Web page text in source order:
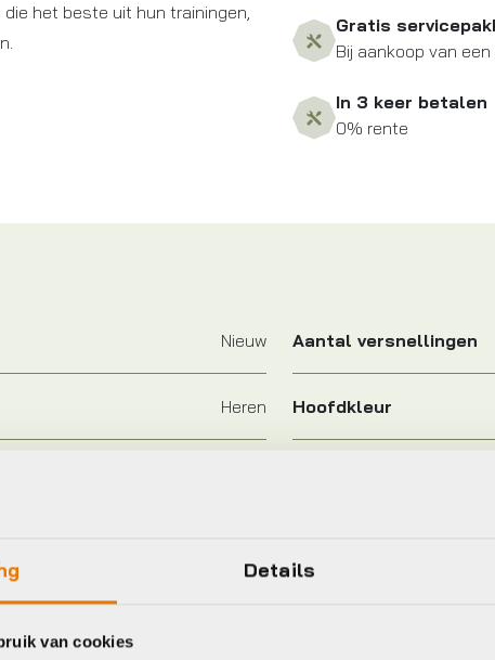
Details
van cookies
het beste uit hun trainingen,
Gratis
Bij aankoop van
In 3 keer betalen
0% rente
Nieuw Aantal versnellingen
Heren Hoofdkleur